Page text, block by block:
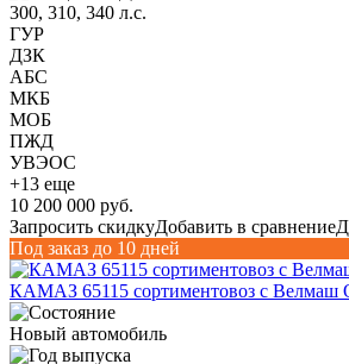
300, 310, 340 л.с.
ГУР
ДЗК
АБС
МКБ
МОБ
ПЖД
УВЭОС
+13 еще
10 200 000 руб.
Запросить скидкуДобавить в сравнение
Под заказ до 10 дней
КАМАЗ 65115 сортиментовоз с
Новый автомобиль